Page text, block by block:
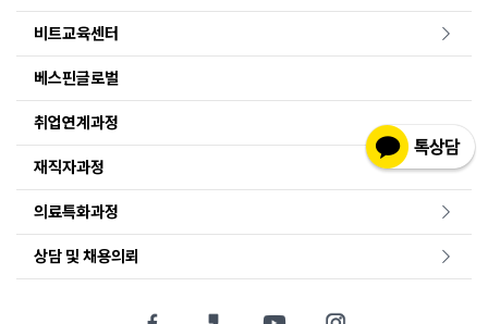
비트교육센터
베스핀글로벌
취업연계과정
재직자과정
의료특화과정
상담 및 채용의뢰